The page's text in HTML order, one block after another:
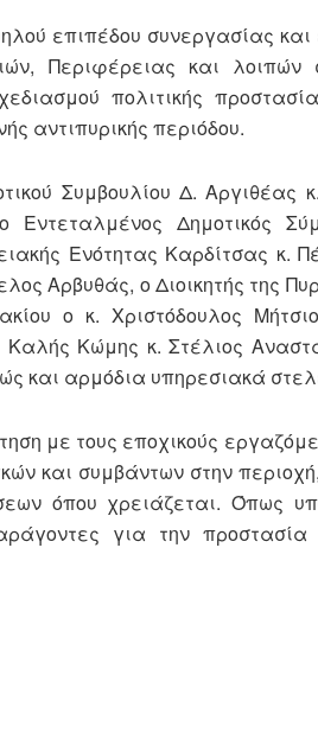
επιπέδου συνεργασίας
Περιφέρειας και
πολιτικής
αντιπυρικής περιόδου.
Συμβουλίου Δ.
Δημοτικός
Ενότητας Καρδίτσας κ.
Αρβυθάς, ο Διοικητής της
ο κ. Χριστόδουλος
Καλής Κώμης κ. Στέλιος
και αρμόδια υπηρεσιακά
με τους εποχικούς
και συμβάντων στην
όπου χρειάζεται. Όπως
για την